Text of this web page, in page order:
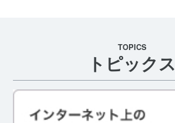
TOPICS
トピックス